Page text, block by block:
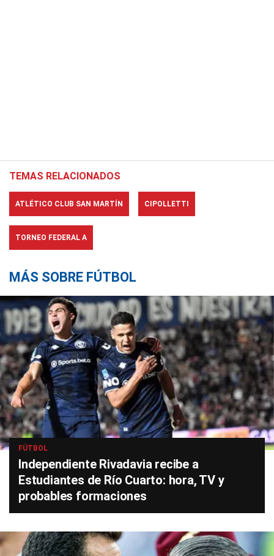
TEMAS RELACIONADOS
ATLÉTICO CLUB SAN MARTÍN CIPOLLETTI
TORNEO FEDERAL A
MÁS SOBRE FÚTBOL
FÚTBOL
Independiente Rivadavia recibe a
Estudiantes de Río Cuarto: hora, TV y
probables formaciones